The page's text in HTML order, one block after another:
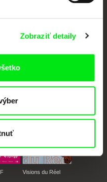
Zobraziť detaily
Gravity
Visions du Réel